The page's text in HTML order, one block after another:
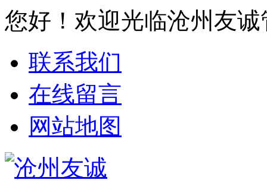
您好！欢迎光临沧州友
联系我们
在线留言
网站地图